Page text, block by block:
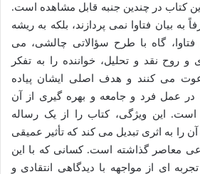
کتاب در چندین جنبه قابل مشاهده است.
به بیان فتاوا نمی پردازند، بلکه به ریشه
فتاوا، گاه با طرح سؤالاتی چالشی، می
و روح نقد و تحلیل، خواننده را به تفکر
می کنند و هدف اصلی ایشان پیاده
عمل فرد و جامعه و بهره گیری از آن
این ویژگی، کتاب را از یک رساله
را به اثری تبدیل می کند که تأثیر عمیقی
معاصر گذاشته است. کسانی که با این
ای از مواجهه با دیدگاهی انتقادی و